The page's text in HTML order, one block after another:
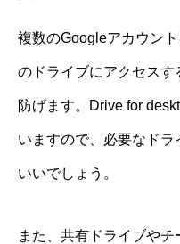
複数のGoogleアカウン
のドライブにアクセス
防げます。Drive for
いますので、必要なドラ
いいでしょう。
また、共有ドライブや